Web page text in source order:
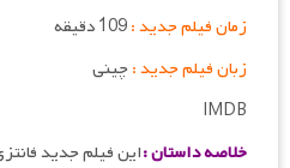
زمان فیلم جدید :
زبان فیلم جدید : چینی
IMDB
خلاصه داستان :این فیلم جدید